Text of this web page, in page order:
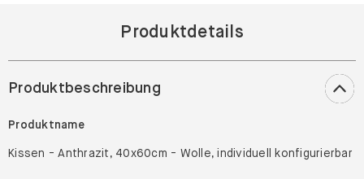
Produktdetails
Produktbeschreibung
Produktname
Kissen - Anthrazit, 40x60cm - Wolle, individuell konfigurierbar